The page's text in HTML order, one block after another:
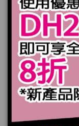
產品實際顏色可能會跟顯